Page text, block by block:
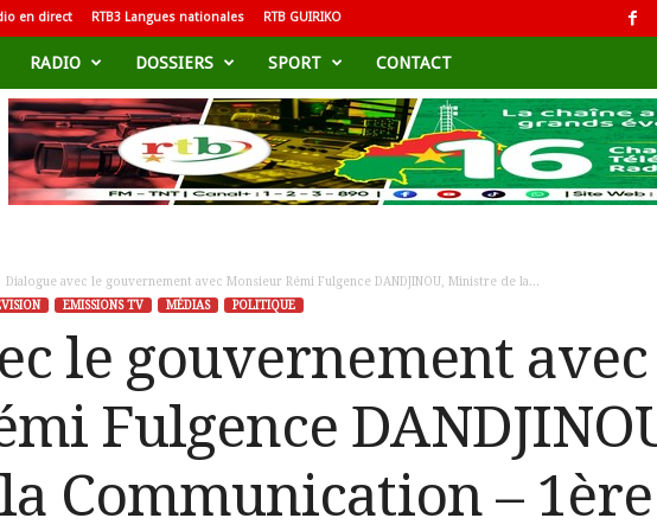
en direct RTB3 Langues nationales RTB GUIRIKO
RADIO DOSSIERS SPORT CONTACT
Dialogue avec le gouvernement avec Monsieur Rémi Fulgence DANDJINOU, Ministre de la...
EMISSIONS TV MÉDIAS POLITIQUE
le gouvernement avec
Fulgence
Communication –